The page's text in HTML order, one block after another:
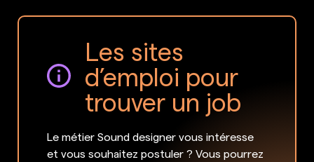
Les sites
d’emploi pour
trouver un job
Le métier Sound designer vous intéresse
et vous souhaitez postuler ? Vous pourrez